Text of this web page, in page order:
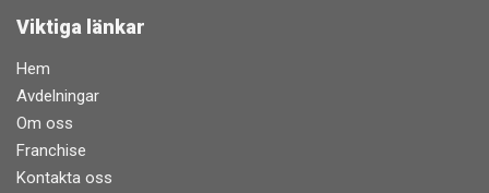
Viktiga länkar
Hem
Avdelningar
Om oss
Franchise
Kontakta oss